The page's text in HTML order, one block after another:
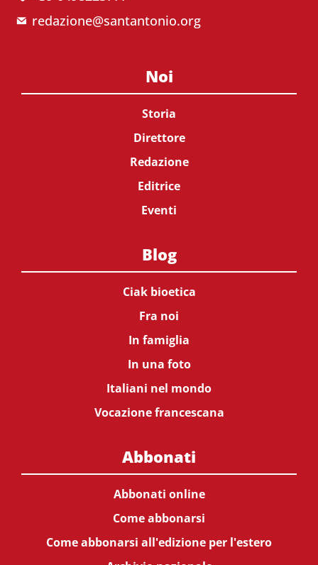
redazione@santantonio.org
Noi
Storia
Direttore
Redazione
Editrice
Eventi
Blog
Ciak bioetica
Fra noi
In famiglia
In una foto
Italiani nel mondo
Vocazione francescana
Abbonati
Abbonati online
Come abbonarsi
Come abbonarsi all'edizione per l'estero